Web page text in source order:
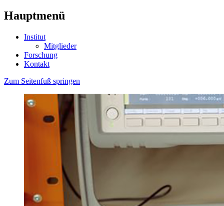
Hauptmenü
Institut
Mitglieder
Forschung
Kontakt
Zum Seitenfuß springen